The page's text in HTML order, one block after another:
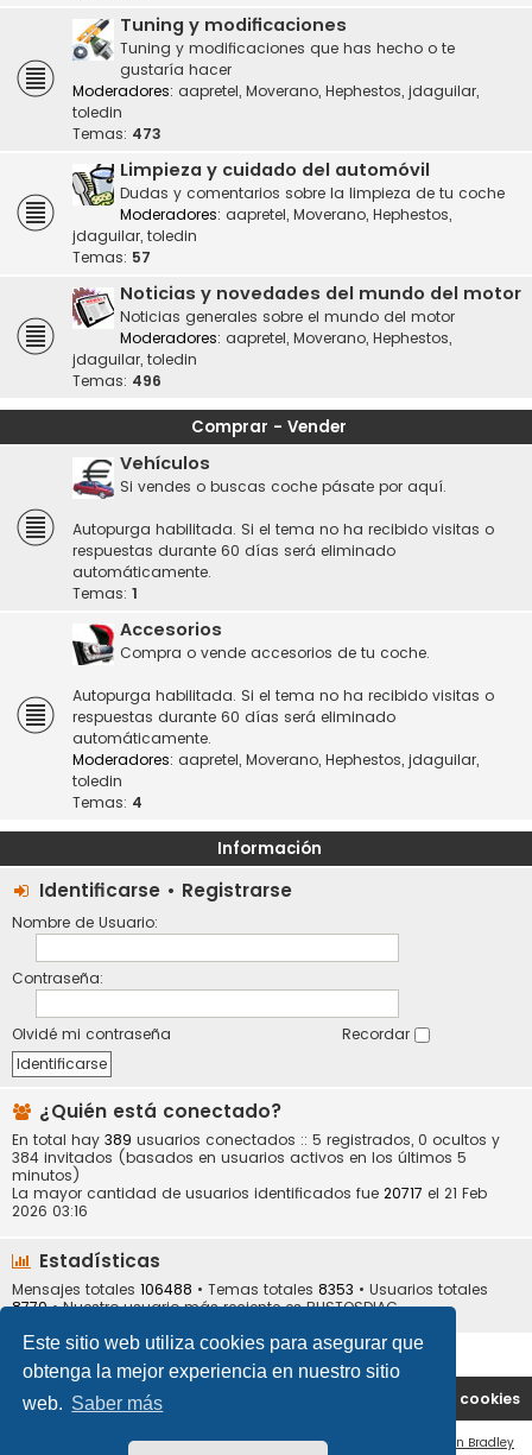
Este sitio web utiliza cookies para asegurar que
obtenga la mejor experiencia en nuestro sitio
web. Saber más
Tuning y modificaciones
Tuning y modificaciones que has hecho o te
gustaría hacer
Moderadores: aapretel, Moverano, Hephestos, jdaguilar,
toledin
Temas: 473
Limpieza y cuidado del automóvil
Dudas y comentarios sobre la limpieza de tu coche
Moderadores: aapretel, Moverano, Hephestos,
jdaguilar, toledin
Temas: 57
Noticias y novedades del mundo del motor
Noticias generales sobre el mundo del motor
Moderadores: aapretel, Moverano, Hephestos,
jdaguilar, toledin
Temas: 496
Comprar - Vender
Vehículos
Si vendes o buscas coche pásate por aquí.
Autopurga habilitada. Si el tema no ha recibido visitas o
respuestas durante 60 días será eliminado
automáticamente.
Temas: 1
Accesorios
Compra o vende accesorios de tu coche.
Autopurga habilitada. Si el tema no ha recibido visitas o
respuestas durante 60 días será eliminado
automáticamente.
Moderadores: aapretel, Moverano, Hephestos, jdaguilar,
toledin
Temas: 4
Información
Identificarse • Registrarse
Nombre de Usuario:
Contraseña:
Olvidé mi contraseña Recordar
¿Quién está conectado?
En total hay 389 usuarios conectados :: 5 registrados, 0 ocultos y
384 invitados (basados en usuarios activos en los últimos 5
minutos)
La mayor cantidad de usuarios identificados fue 20717 el 21 Feb
2026 03:16
Estadísticas
Mensajes totales 106488 • Temas totales 8353 • Usuarios totales
8770• Nuestro usuario más reciente esBUSTOSDIAG
Portal Índice general Borrar cookies
Ian Bradley